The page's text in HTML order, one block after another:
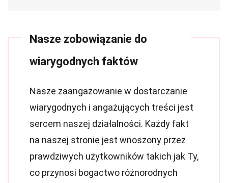
Nasze zobowiązanie do
wiarygodnych faktów
Nasze zaangażowanie w dostarczanie
wiarygodnych i angażujących treści jest
sercem naszej działalności. Każdy fakt
na naszej stronie jest wnoszony przez
prawdziwych użytkowników takich jak Ty,
co przynosi bogactwo różnorodnych